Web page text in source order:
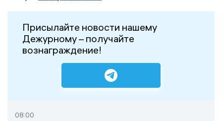
Присылайте новости нашему
Дежурному – получайте
вознаграждение!
08:00